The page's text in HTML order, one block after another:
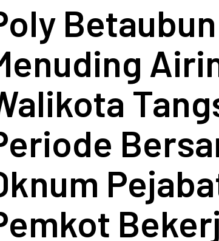
Betaubun